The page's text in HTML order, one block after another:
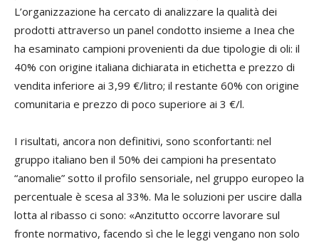
L’organizzazione ha cercato di analizzare la qualità dei
prodotti attraverso un panel condotto insieme a Inea che
ha esaminato campioni provenienti da due tipologie di oli: il
40% con origine italiana dichiarata in etichetta e prezzo di
vendita inferiore ai 3,99 €/litro; il restante 60% con origine
comunitaria e prezzo di poco superiore ai 3 €/l.
I risultati, ancora non definitivi, sono sconfortanti: nel
gruppo italiano ben il 50% dei campioni ha presentato
“anomalie” sotto il profilo sensoriale, nel gruppo europeo la
percentuale è scesa al 33%. Ma le soluzioni per uscire dalla
lotta al ribasso ci sono: «Anzitutto occorre lavorare sul
fronte normativo, facendo sì che le leggi vengano non solo